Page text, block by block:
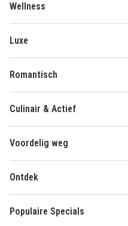
Wellness
Luxe
Romantisch
Culinair & Actief
Voordelig weg
Ontdek
Populaire Specials